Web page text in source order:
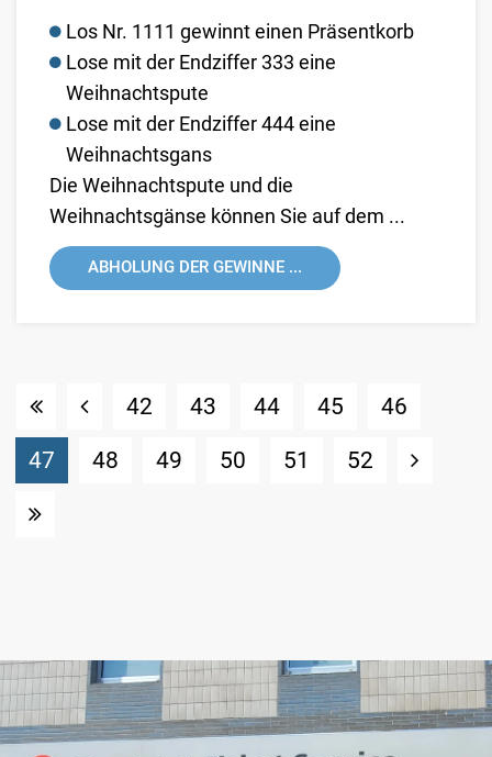
Los Nr. 1111 gewinnt einen Präsentkorb
Lose mit der Endziffer 333 eine
Weihnachtspute
Lose mit der Endziffer 444 eine
Weihnachtsgans
Die Weihnachtspute und die
Weihnachtsgänse können Sie auf dem ...
ABHOLUNG DER GEWINNE ...
42 43 44 45
46
47 (Standort)
48 49 50 51 52